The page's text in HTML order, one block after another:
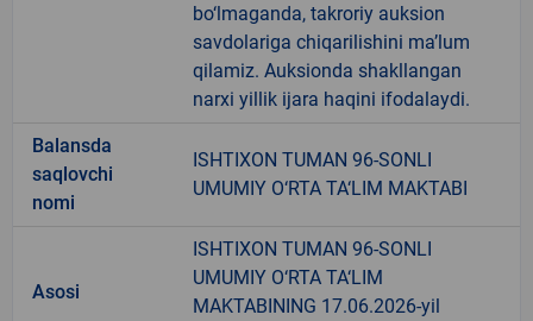
bo‘lmaganda, takroriy auksion
savdolariga chiqarilishini ma’lum
qilamiz. Auksionda shakllangan
narxi yillik ijara haqini ifodalaydi.
Balansda
saqlovchi
nomi
ISHTIXON TUMAN 96-SONLI
UMUMIY O‘RTA TA‘LIM MAKTABI
Asosi
ISHTIXON TUMAN 96-SONLI
UMUMIY O‘RTA TA‘LIM
MAKTABINING 17.06.2026-yil